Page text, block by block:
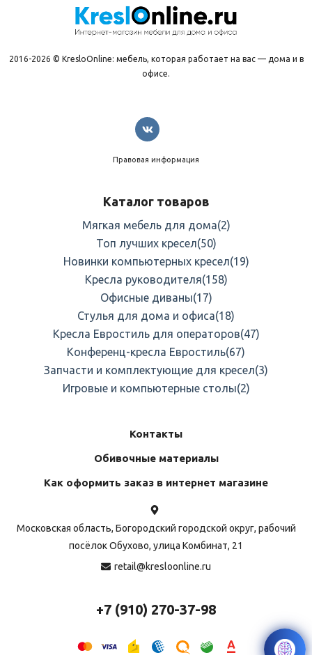
2016-2026 © KresloOnline: мебель, которая работает на вас — дома и в
офисе.
Правовая информация
Каталог товаров
Мягкая мебель для дома(2)
Топ лучших кресел(50)
Новинки компьютерных кресел(19)
Кресла руководителя(158)
Офисные диваны(17)
Стулья для дома и офиса(18)
Кресла Евростиль для операторов(47)
Конференц-кресла Евростиль(67)
Запчасти и комплектующие для кресел(3)
Игровые и компьютерные столы(2)
Контакты
Обивочные материалы
Как оформить заказ в интернет магазине
Московская область, Богородский городской округ, рабочий
посёлок Обухово, улица Комбинат, 21
retail@kresloonline.ru
+7 (910) 270-37-98